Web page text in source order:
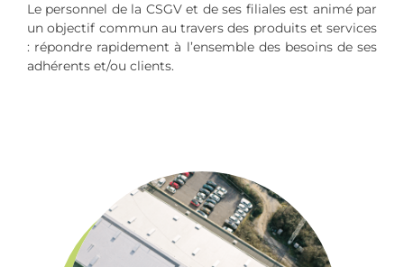
Le personnel de la CSGV et de ses filiales est animé par
un objectif commun au travers des produits et services
: répondre rapidement à l’ensemble des besoins de ses
adhérents et/ou clients.